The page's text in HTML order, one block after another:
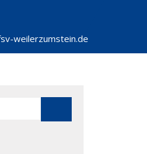
weilerzumstein.de